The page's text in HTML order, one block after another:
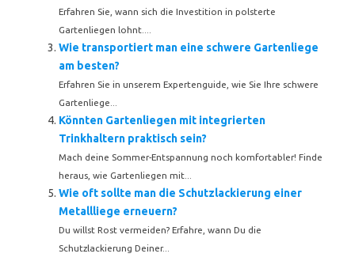
Erfahren Sie, wann sich die Investition in polsterte
Gartenliegen lohnt....
Wie transportiert man eine schwere Gartenliege
am besten?
Erfahren Sie in unserem Expertenguide, wie Sie Ihre schwere
Gartenliege...
Könnten Gartenliegen mit integrierten
Trinkhaltern praktisch sein?
Mach deine Sommer-Entspannung noch komfortabler! Finde
heraus, wie Gartenliegen mit...
Wie oft sollte man die Schutzlackierung einer
Metallliege erneuern?
Du willst Rost vermeiden? Erfahre, wann Du die
Schutzlackierung Deiner...